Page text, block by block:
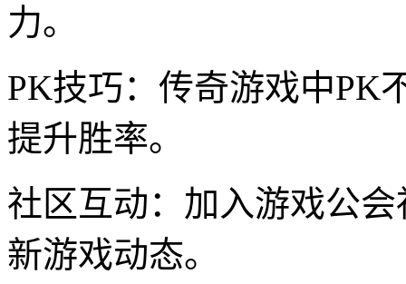
力。
PK技巧：传奇游戏中PK
提升胜率。
社区互动：加入游戏公
新游戏动态。